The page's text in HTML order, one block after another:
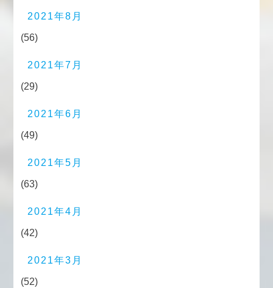
2021年8月
(56)
2021年7月
(29)
2021年6月
(49)
2021年5月
(63)
2021年4月
(42)
2021年3月
(52)